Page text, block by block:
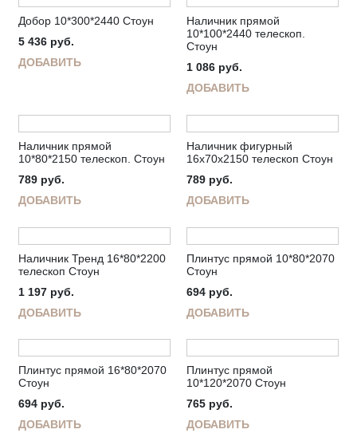
Добор 10*300*2440 Стоун
5 436 руб.
ДОБАВИТЬ
Наличник прямой
10*100*2440 телескоп.
Стоун
1 086 руб.
ДОБАВИТЬ
Наличник прямой
10*80*2150 телескоп. Стоун
789 руб.
ДОБАВИТЬ
Наличник фигурный
16х70х2150 телескоп Стоун
789 руб.
ДОБАВИТЬ
Наличник Тренд 16*80*2200
телескоп Стоун
1 197 руб.
ДОБАВИТЬ
Плинтус прямой 10*80*2070
Стоун
694 руб.
ДОБАВИТЬ
Плинтус прямой 16*80*2070
Стоун
694 руб.
ДОБАВИТЬ
Плинтус прямой
10*120*2070 Стоун
765 руб.
ДОБАВИТЬ